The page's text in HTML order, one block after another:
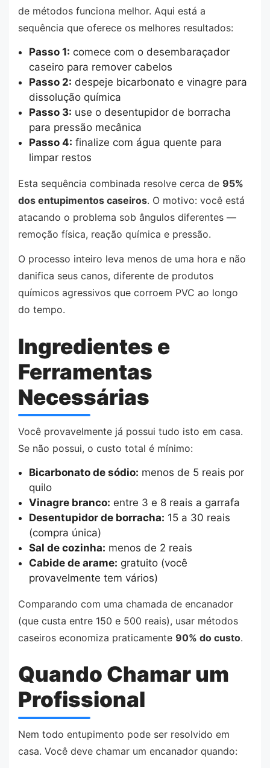
de métodos funciona melhor. Aqui está a
sequência que oferece os melhores resultados:
Passo 1: comece com o desembaraçador
caseiro para remover cabelos
Passo 2: despeje bicarbonato e vinagre para
dissolução química
Passo 3: use o desentupidor de borracha
para pressão mecânica
Passo 4: finalize com água quente para
limpar restos
Esta sequência combinada resolve cerca de 95%
dos entupimentos caseiros. O motivo: você está
atacando o problema sob ângulos diferentes —
remoção física, reação química e pressão.
O processo inteiro leva menos de uma hora e não
danifica seus canos, diferente de produtos
químicos agressivos que corroem PVC ao longo
do tempo.
Ingredientes e
Ferramentas
Necessárias
Você provavelmente já possui tudo isto em casa.
Se não possui, o custo total é mínimo:
Bicarbonato de sódio: menos de 5 reais por
quilo
Vinagre branco: entre 3 e 8 reais a garrafa
Desentupidor de borracha: 15 a 30 reais
(compra única)
Sal de cozinha: menos de 2 reais
Cabide de arame: gratuito (você
provavelmente tem vários)
Comparando com uma chamada de encanador
(que custa entre 150 e 500 reais), usar métodos
caseiros economiza praticamente 90% do custo.
Quando Chamar um
Profissional
Nem todo entupimento pode ser resolvido em
casa. Você deve chamar um encanador quando: